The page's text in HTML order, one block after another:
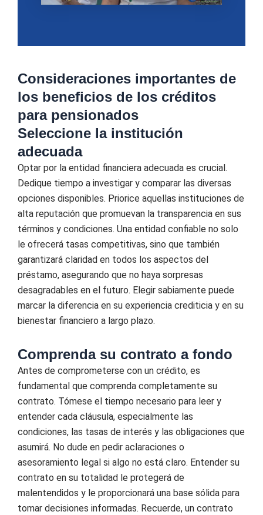
Consideraciones importantes de
los beneficios de los créditos
para pensionados
Seleccione la institución
adecuada
Optar por la entidad financiera adecuada es crucial.
Dedique tiempo a investigar y comparar las diversas
opciones disponibles. Priorice aquellas instituciones de
alta reputación que promuevan la transparencia en sus
términos y condiciones. Una entidad confiable no solo
le ofrecerá tasas competitivas, sino que también
garantizará claridad en todos los aspectos del
préstamo, asegurando que no haya sorpresas
desagradables en el futuro. Elegir sabiamente puede
marcar la diferencia en su experiencia crediticia y en su
bienestar financiero a largo plazo.
Comprenda su contrato a fondo
Antes de comprometerse con un crédito, es
fundamental que comprenda completamente su
contrato. Tómese el tiempo necesario para leer y
entender cada cláusula, especialmente las
condiciones, las tasas de interés y las obligaciones que
asumirá. No dude en pedir aclaraciones o
asesoramiento legal si algo no está claro. Entender su
contrato en su totalidad le protegerá de
malentendidos y le proporcionará una base sólida para
tomar decisiones informadas. Recuerde, un contrato